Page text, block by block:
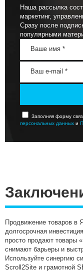
Наша рассылка
маркетинг,
Сразу после
популярными
Заполняя форму
персональных данных и
Продвижение товаров
долгосрочная
просто продают товары
снимают барьеры и
Используйте синергию
Scroll2Site и грамотной